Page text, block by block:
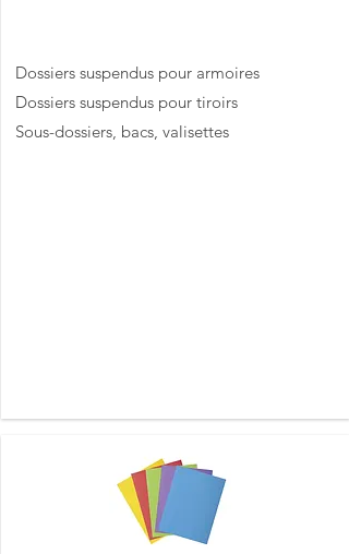
Dossiers suspendus pour armoires
Dossiers suspendus pour tiroirs
Sous-dossiers, bacs, valisettes